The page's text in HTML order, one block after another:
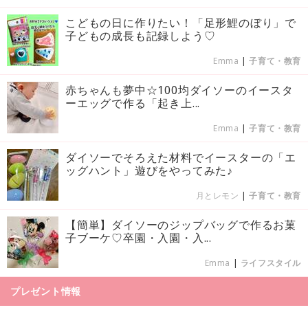
こどもの日に作りたい！「足形鯉のぼり」で
子どもの成長も記録しよう♡
Emma |子育て・教育
赤ちゃんも夢中☆100均ダイソーのイースタ
ーエッグで作る「起き上...
Emma |子育て・教育
ダイソーでそろえた材料でイースターの「エ
ッグハント」遊びをやってみた♪
月とレモン |子育て・教育
【簡単】ダイソーのジップバッグで作るお菓
子ブーケ♡卒園・入園・入...
Emma | ライフスタイル
プレゼント情報